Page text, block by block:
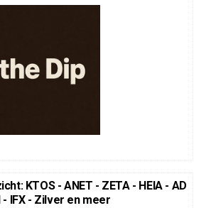
KTOS - ANET - ZETA - HEIA - AD
- IFX - Zilver en meer